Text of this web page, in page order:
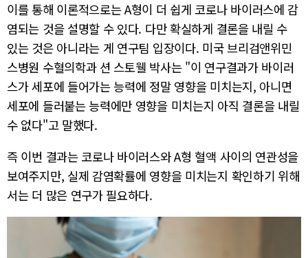
이를 통해 이론적으로는 A형이 더 쉽게 코로나 바이러스에 감
염되는 것을 설명할 수 있다. 다만 확실하게 결론을 내릴 수
있는 것은 아니라는 게 연구팀 입장이다. 미국 브리검앤위민
스병원 수혈의학과 션 스토웰 박사는 "이 연구결과가 바이러
스가 세포에 들어가는 능력에 정말 영향을 미치는지, 아니면
세포에 들러붙는 능력에만 영향을 미치는지 아직 결론을 내릴
수 없다"고 말했다.
즉 이번 결과는 코로나 바이러스와 A형 혈액 사이의 연관성을
보여주지만, 실제 감염확률에 영향을 미치는지 확인하기 위해
서는 더 많은 연구가 필요하다.